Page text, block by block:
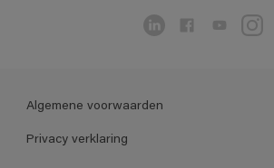
Algemene voorwaarden
Privacy verklaring